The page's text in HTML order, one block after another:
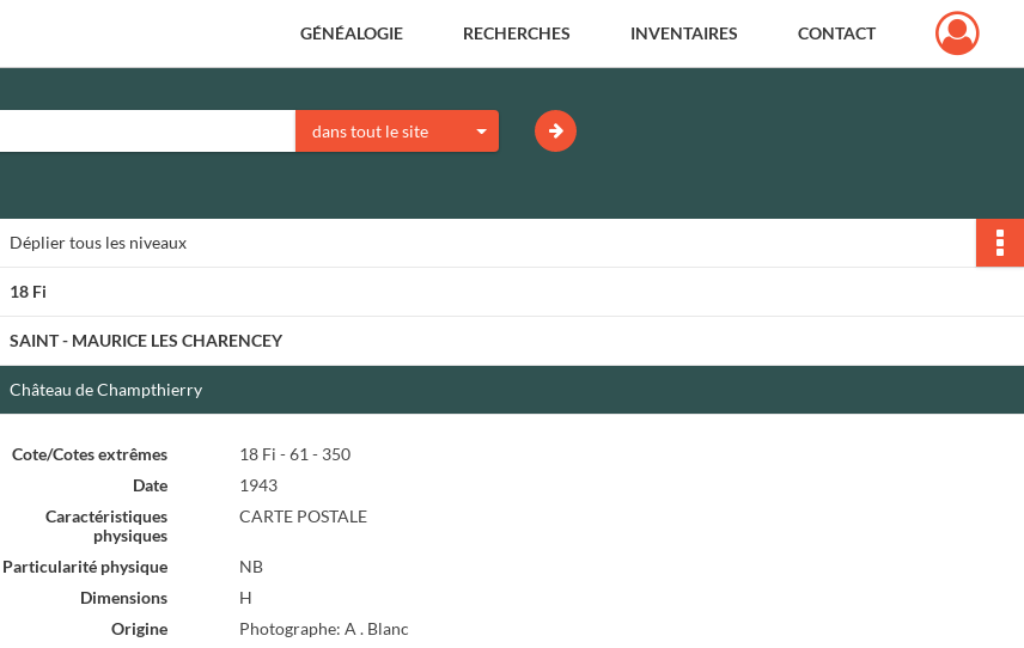
GÉNÉALOGIE RECHERCHES INVENTAIRES CONTACT
dans tout le site
Dépliertous les niveaux
18 Fi
SAINT - MAURICE LES CHARENCEY
Château de Champthierry
Cote/Cotes extrêmes
18 Fi - 61 - 350
Date
1943
Caractéristiques
physiques
CARTE POSTALE
Particularité physique
NB
Dimensions
H
Origine
Photographe: A . Blanc